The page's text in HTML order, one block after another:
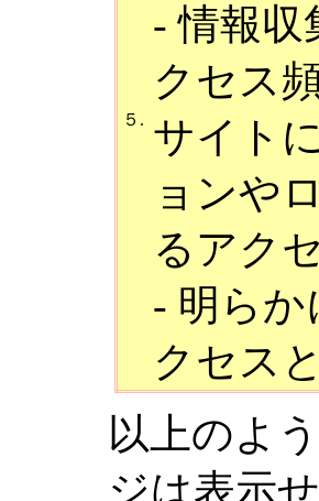
- 情報収
クセス
５. サイト
ョンや
るアク
- 明ら
クセス
以上のよ
ジは表示